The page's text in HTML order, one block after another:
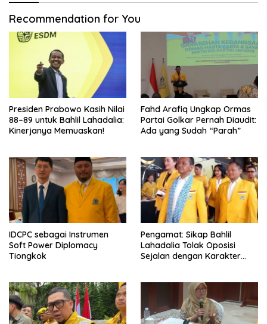
Recommendation for You
Presiden Prabowo Kasih Nilai
88–89 untuk Bahlil Lahadalia:
Kinerjanya Memuaskan!
Fahd Arafiq Ungkap Ormas
Partai Golkar Pernah Diaudit:
Ada yang Sudah “Parah”
IDCPC sebagai Instrumen
Soft Power Diplomacy
Tiongkok
Pengamat: Sikap Bahlil
Lahadalia Tolak Oposisi
Sejalan dengan Karakter